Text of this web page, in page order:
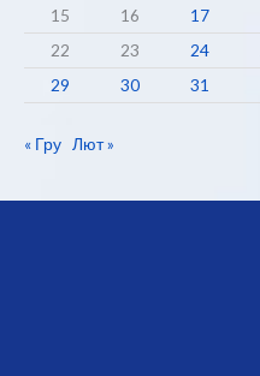
15
16 17
22
23 24
29
30 31
« Гру Лют »